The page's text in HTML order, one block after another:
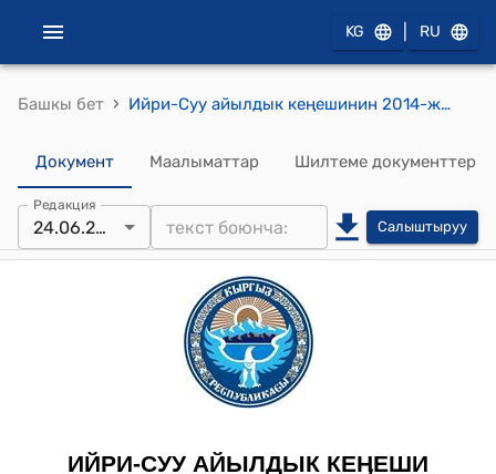
KG RU
Башкы бет › Ийри-Суу айылдык кеңешинин 2014-жылдын 24-июнундагы № 22 "Кыргызстан айылындагы Комплекс жана Залатр участкаларынын көчөлөрүнө наам коюу жөнүндө" токтому
Документ Маалыматтар Шилтеме документтер
Редакция
24.06.2014 Салыштыруу